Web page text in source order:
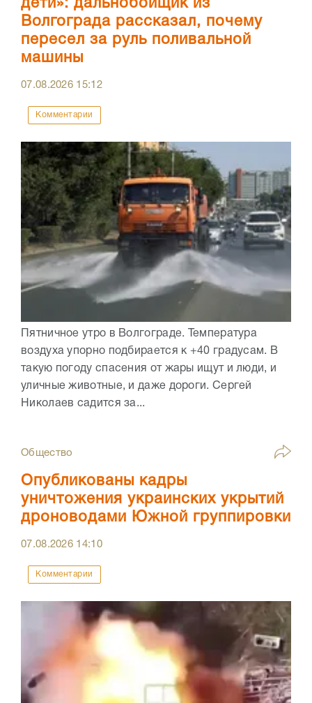
дети»: дальнобойщик из
Волгограда рассказал, почему
пересел за руль поливальной
машины
07.08.2026 15:12
Комментарии
Пятничное утро в Волгограде. Температура
воздуха упорно подбирается к +40 градусам. В
такую погоду спасения от жары ищут и люди, и
уличные животные, и даже дороги. Сергей
Николаев садится за...
Общество
Опубликованы кадры
уничтожения украинских укрытий
дроноводами Южной группировки
07.08.2026 14:10
Комментарии